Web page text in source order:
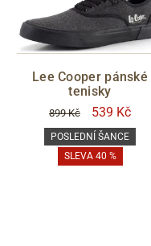
Lee Cooper pánské
tenisky
899 Kč 539 Kč
POSLEDNÍ ŠANCE
SLEVA 40 %